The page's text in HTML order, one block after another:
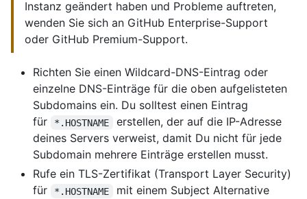
Instanz geändert haben und Probleme auftreten,
wenden Sie sich an GitHub Enterprise-Support
oder GitHub Premium-Support.
Richten Sie einen Wildcard-DNS-Eintrag oder
einzelne DNS-Einträge für die oben aufgelisteten
Subdomains ein. Du solltest einen Eintrag
für
*.HOSTNAME
erstellen, der auf die IP-Adresse
deines Servers verweist, damit Du nicht für jede
Subdomain mehrere Einträge erstellen musst.
Rufe ein TLS-Zertifikat (Transport Layer Security)
für
*.HOSTNAME
mit einem Subject Alternative